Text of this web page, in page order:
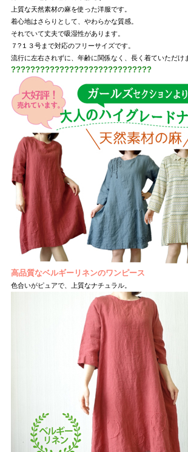
上質な天然素材の麻を使った洋服です。
着心地はさらりとして、やわらかな質感。
それでいて丈夫で吸湿性があります。
７?１３号まで対応のフリーサイズです。
流行に左右されずに、年齢に関係なく、長く着ていただけ
?????????????????????????????
高品質なベルギーリネンのワンピース
色合いがピュアで、上質なナチュラル。